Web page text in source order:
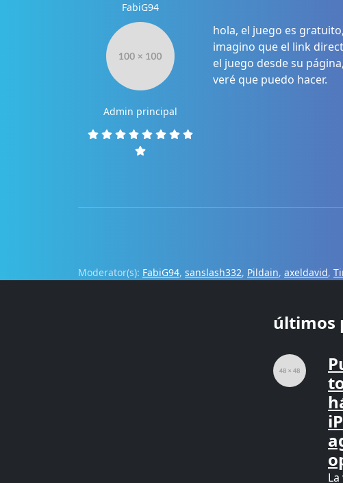
FabiG94
Admin principal
hola, el juego es
imagino que el link
el juego desde su
veré que puedo hacer.
Moderator(s): FabiG94, sanslash332, Pildain, axeldavid,
últimos